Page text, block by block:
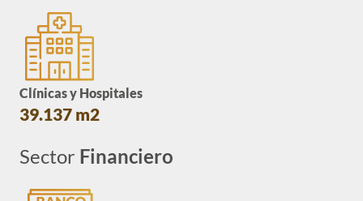
Clínicas y Hospitales
39.137 m2
Sector Financiero